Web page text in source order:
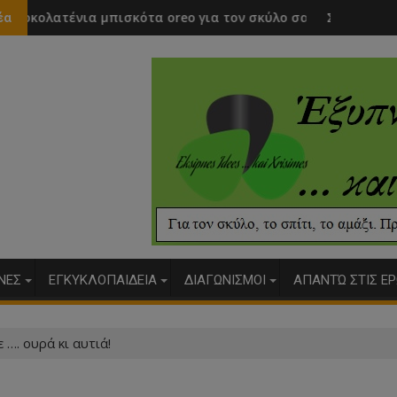
oreo για τον σκύλο σας Σοκολατένια μπισκότα με
ΕΓΚΥΚΛΟΠΑΙΔΕΙΑ ΔΙΑΓΩΝΙΣΜΟΙ ΑΠΑΝΤΏ ΣΤΙΣ
…. ουρά κι αυτιά!